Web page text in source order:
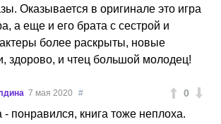
Оказывается в оригинале это игра
а еще и его брата с сестрой и
более раскрыты, новые
здорово, и чтец большой молодец!
0
7 мая 2020 #
понравился, книга тоже неплоха.